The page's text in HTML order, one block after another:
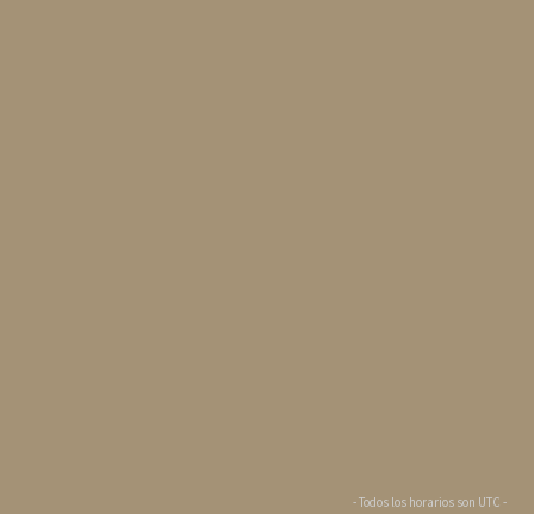
- Todos los horarios son UTC -